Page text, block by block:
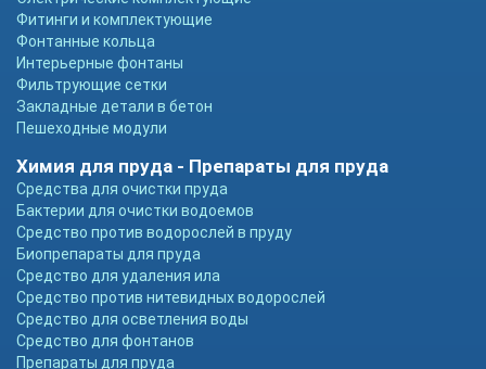
Фитинги и комплектующие
Фонтанные кольца
Интерьерные фонтаны
Фильтрующие сетки
Закладные детали в бетон
Пешеходные модули
Химия для пруда - Препараты для пруда
Средства для очистки пруда
Бактерии для очистки водоемов
Средство против водорослей в пруду
Биопрепараты для пруда
Средство для удаления ила
Средство против нитевидных водорослей
Средство для осветления воды
Средство для фонтанов
Препараты для пруда